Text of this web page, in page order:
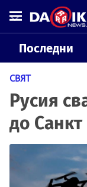
Последни
СВЯТ
Русия
до